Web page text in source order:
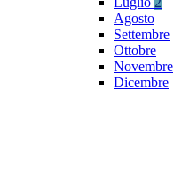
Agosto
Settembre
Ottobre
Novembre
Dicembre